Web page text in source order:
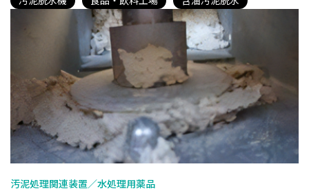
汚泥処理関連装置／水処理用薬品